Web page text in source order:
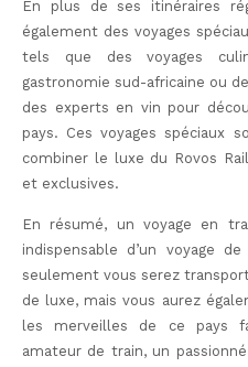
En plus de ses itinéraires
également des voyages
tels que des voyages
gastronomie sud-africaine ou
des experts en vin pour
pays. Ces voyages spéciaux
combiner le luxe du Rovos
et exclusives.
En résumé, un voyage en
indispensable d’un voyage
seulement vous serez
de luxe, mais vous aurez
les merveilles de ce pays
amateur de train, un